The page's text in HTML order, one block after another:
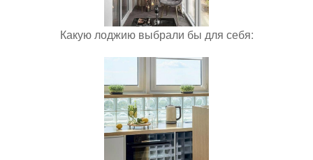
Какую лоджию выбрали бы для себя: